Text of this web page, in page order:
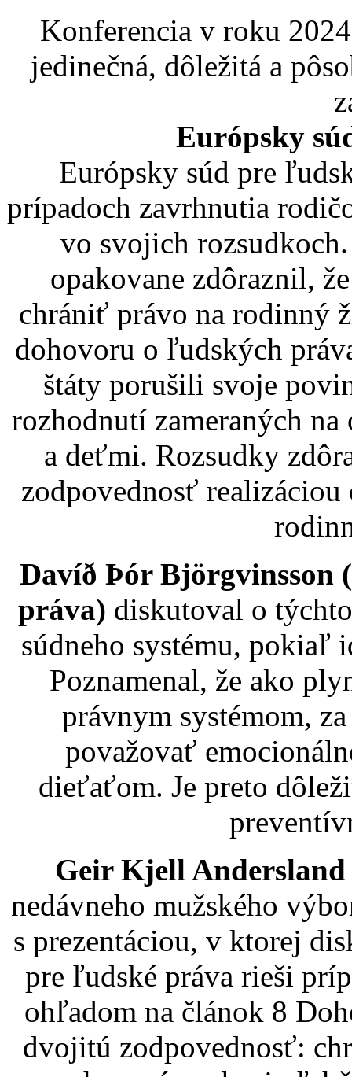
Konferencia v roku
jedinečná, dôležitá a
Európsky
Európsky súd pre
prípadoch zavrhnutia
vo svojich
opakovane zdôraznil,
chrániť právo na rodinný
dohovoru o ľudských
štáty porušili svoje
rozhodnutí zameraných
a deťmi. Rozsudky
zodpovednosť
Davíð Þór Björgvinsson
práva) diskutoval o
súdneho systému, pokiaľ
Poznamenal, že ako
právnym systémom,
považovať
dieťaťom. Je preto
Geir Kjell
nedávneho mužského
s prezentáciou, v ktorej
pre ľudské práva rieši
ohľadom na článok 8
dvojitú zodpovednosť: